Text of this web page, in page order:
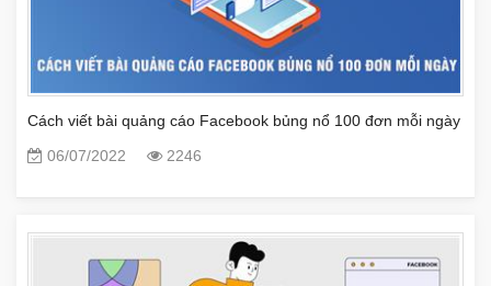
Cách viết bài quảng cáo Facebook bủng nổ 100 đơn mỗi ngày
06/07/2022
2246